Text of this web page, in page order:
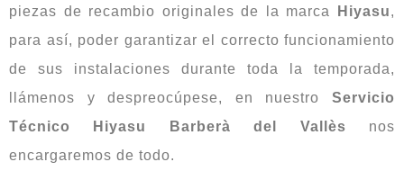
piezas de recambio originales de la marca Hiyasu,
para así, poder garantizar el correcto funcionamiento
de sus instalaciones durante toda la temporada,
llámenos y despreocúpese, en nuestro Servicio
Técnico Hiyasu Barberà del Vallès nos
encargaremos de todo.